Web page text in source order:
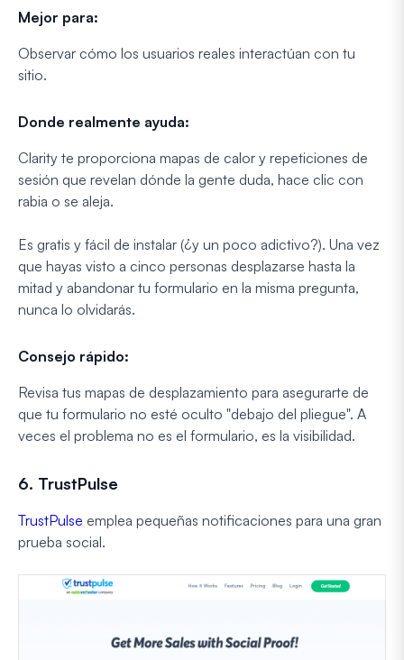
Mejor para:
Observar cómo los usuarios reales interactúan con tu
sitio.
Donde realmente ayuda:
Clarity te proporciona mapas de calor y repeticiones de
sesión que revelan dónde la gente duda, hace clic con
rabia o se aleja.
Es gratis y fácil de instalar (¿y un poco adictivo?). Una vez
que hayas visto a cinco personas desplazarse hasta la
mitad y abandonar tu formulario en la misma pregunta,
nunca lo olvidarás.
Consejo rápido:
Revisa tus mapas de desplazamiento para asegurarte de
que tu formulario no esté oculto "debajo del pliegue". A
veces el problema no es el formulario, es la visibilidad.
6. TrustPulse
TrustPulse emplea pequeñas notificaciones para una gran
prueba social.